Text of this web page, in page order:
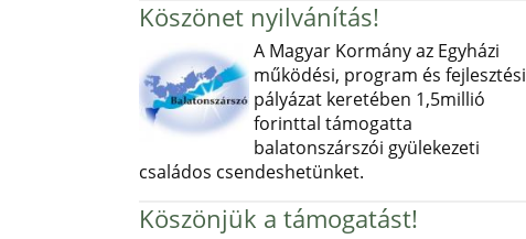
Köszönet nyilvánítás!
A Magyar Kormány az Egyházi
működési, program és fejlesztési
pályázat keretében 1,5millió
forinttal támogatta
balatonszárszói gyülekezeti
családos csendeshetünket.
Köszönjük a támogatást!